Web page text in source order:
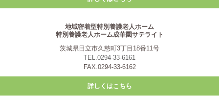
地域密着型特別養護老人ホーム
特別養護老人ホーム成華園サテライト
茨城県日立市久慈町3丁目18番11号
TEL.0294-33-6161
FAX.0294-33-6162
詳しくはこちら